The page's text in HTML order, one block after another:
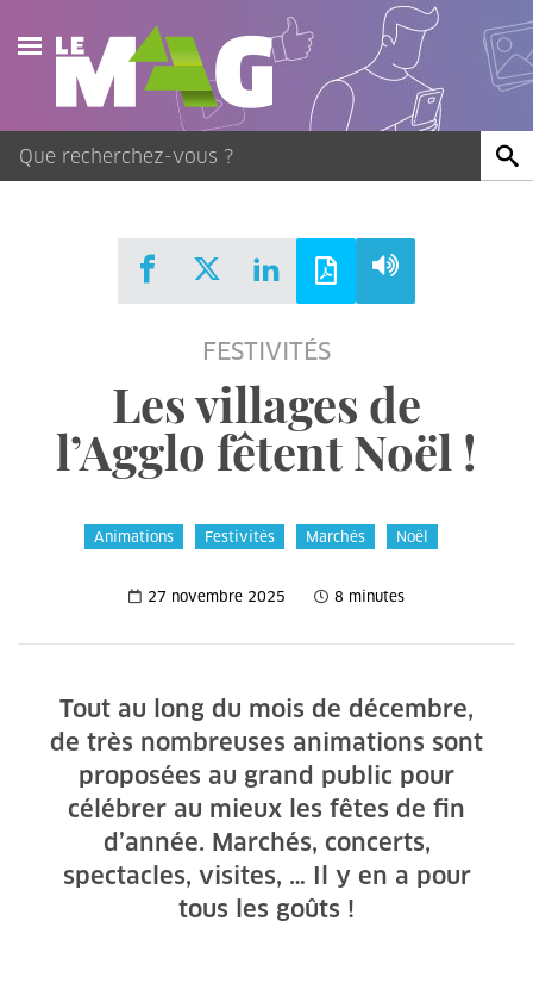
Actualités
Agenda
Publications
FESTIVITÉS
Les villages de
l’Agglo fêtent Noël !
Animations Festivités Marchés Noël
27 novembre 2025 8 minutes
Tout au long du mois de décembre,
de très nombreuses animations sont
proposées au grand public pour
célébrer au mieux les fêtes de fin
d’année. Marchés, concerts,
spectacles, visites, … Il y en a pour
tous les goûts !